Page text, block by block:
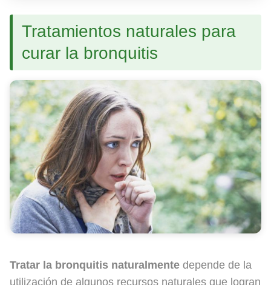
Tratamientos naturales para
curar la bronquitis
Tratar la bronquitis naturalmente depende de la
utilización de algunos recursos naturales que logran